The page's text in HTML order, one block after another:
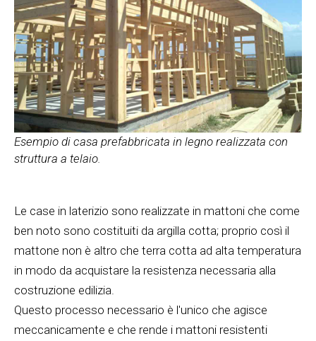
Esempio di casa prefabbricata in legno realizzata con
struttura a telaio.
Le case in laterizio sono realizzate in mattoni che come
ben noto sono costituiti da argilla cotta; proprio così il
mattone non è altro che terra cotta ad alta temperatura
in modo da acquistare la resistenza necessaria alla
costruzione edilizia.
Questo processo necessario è l'unico che agisce
meccanicamente e che rende i mattoni resistenti